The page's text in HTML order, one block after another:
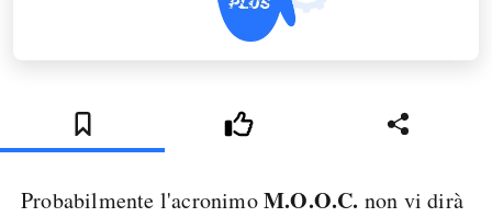
Probabilmente l'acronimoM.O.O.C. non vi dirà